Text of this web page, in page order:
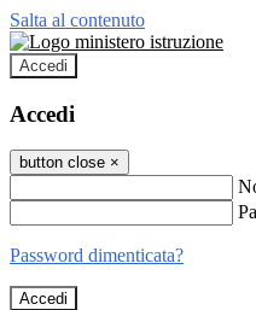
Salta al contenuto
Accedi
Accedi
button close ×
Password dimenticata?